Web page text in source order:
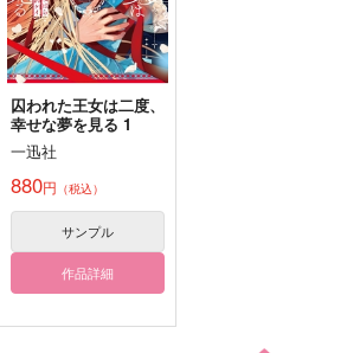
はぴねす石もちもち
（税込）
サンプル
ヒプノシスマイク
有栖川帝統×夢野幻太郎
サンプル
カート
囚われた王女は二度、
幸せな夢を見る 1
一迅社
880円 （税込）
サンプル
作品詳細